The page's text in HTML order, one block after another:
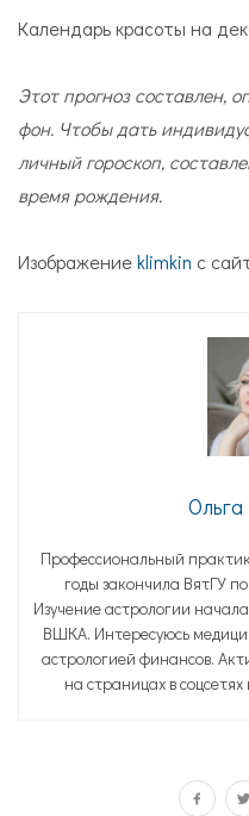
Календарь красоты на
Этот прогноз составлен,
фон. Чтобы дать
личный гороскоп,
время рождения.
Изображениеklimkin с
Профессиональный
годы закончила ВятГУ
Изучение астрологии
ВШКА. Интересуюсь
астрологией финансов.
на страницах в